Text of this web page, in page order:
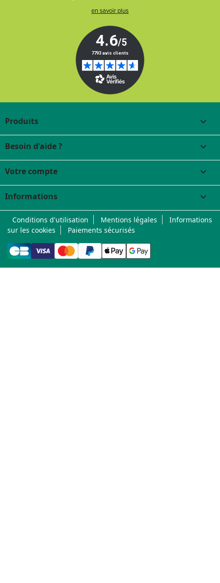
en savoir plus
Produits 
Besoin d'aide ? 
Votre compte 
Informations keyboard_arrow_down
Conditions d'utilisation Mentions légales
Informations
sur les cookies
Paiements sécurisés